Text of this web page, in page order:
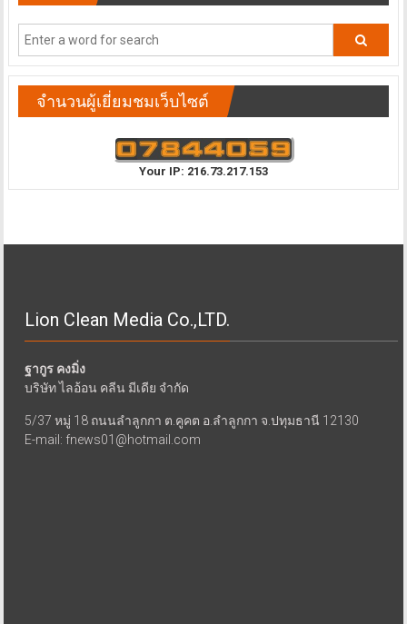
จำนวนผู้เยี่ยมชมเว็บไซต์
Your IP: 216.73.217.153
Lion Clean Media Co.,LTD.
ฐากูร คงมิ่ง
บริษัท ไลอ้อน คลีน มีเดีย จำกัด
5/37 หมู่ 18 ถนนลำลูกกา ต.คูคต อ.ลำลูกกา จ.ปทุมธานี 12130
E-mail: fnews01@hotmail.com